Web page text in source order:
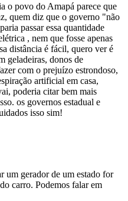
o povo do Amapá parece que
quem diz que o governo "não
passar essa quantidade
, nem que fosse apenas
distância é fácil, quero ver é
geladeiras, donos de
com o prejuízo estrondoso,
artificial em casa,
poderia citar bem mais
os governos estadual e
isso sim!
um gerador de um estado for
carro. Podemos falar em